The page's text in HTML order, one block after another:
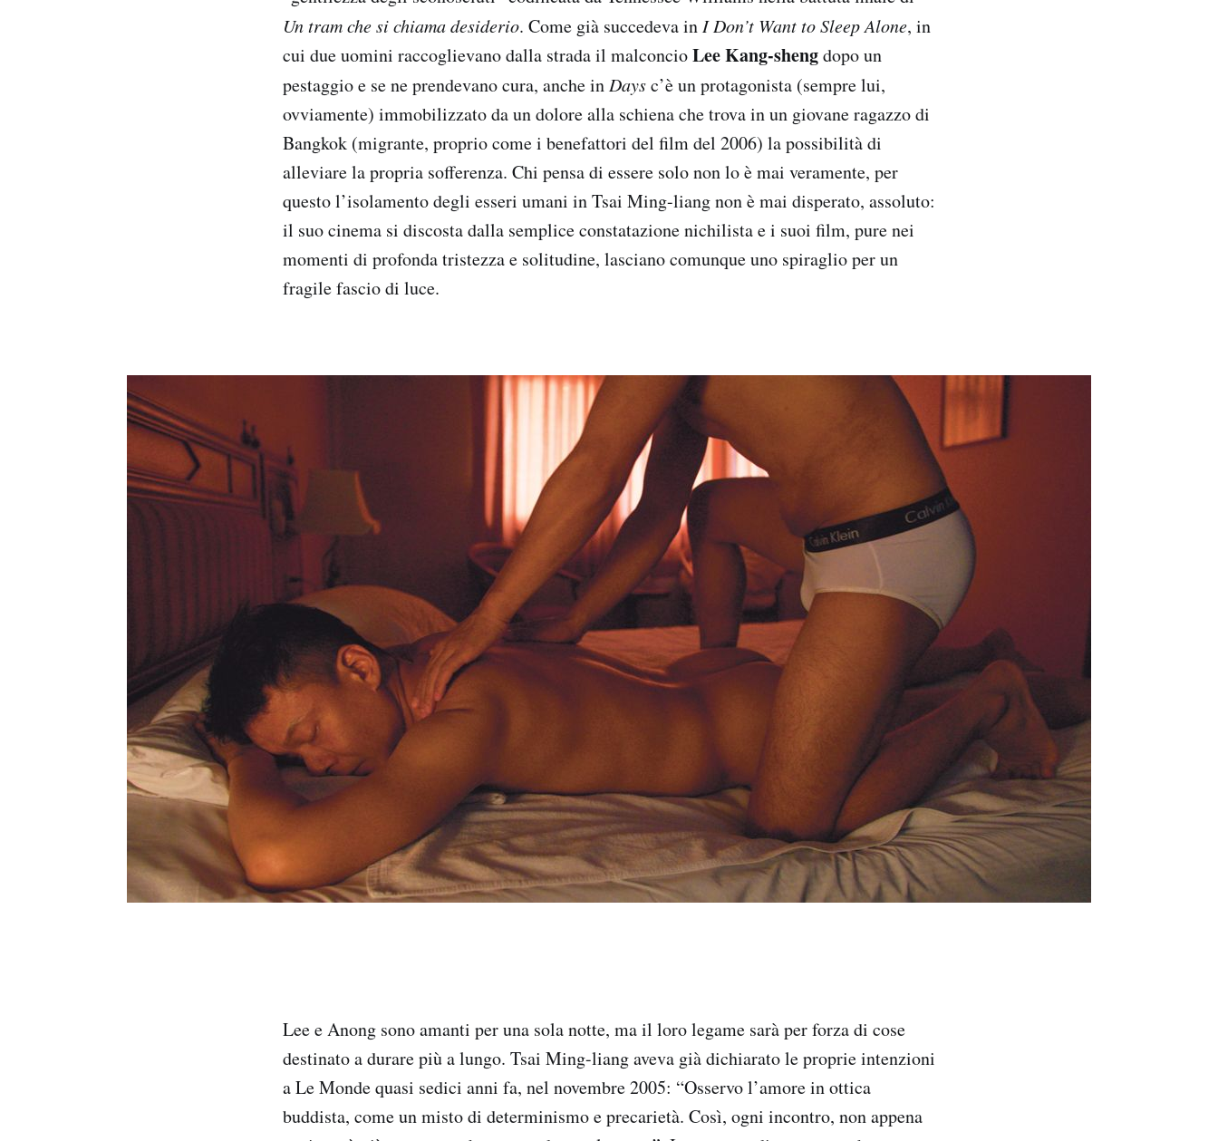
Un tram che si chiama desiderio. Come già succedeva in I Don’t Want to Sleep Alone, in
cui due uomini raccoglievano dalla strada il malconcioLee Kang-shengdopo un
pestaggio e se ne prendevano cura, anche in Daysc’è un protagonista (sempre lui,
ovviamente) immobilizzato da un dolore alla schiena che trova in un giovane ragazzo di
Bangkok (migrante, proprio come i benefattori del film del 2006) la possibilità di
alleviare la propria sofferenza. Chi pensa di essere solo non lo è mai veramente, per
questo l’isolamento degli esseri umani in Tsai Ming-liang non è mai disperato, assoluto:
il suo cinema si discosta dalla semplice constatazione nichilista e i suoi film, pure nei
momenti di profonda tristezza e solitudine, lasciano comunque uno spiraglio per un
fragile fascio di luce.
Lee e Anong sono amanti per una sola notte, ma il loro legame sarà per forza di cose
destinato a durare più a lungo. Tsai Ming-liang aveva già dichiarato le proprie intenzioni
a Le Monde quasi sedici anni fa, nel novembre 2005: “Osservo l’amore in ottica
buddista, come un misto di determinismo e precarietà. Così, ogni incontro, non appena